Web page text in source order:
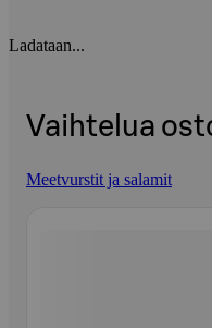
Ladataan...
Vaihtelua
Meetvurstit ja salamit